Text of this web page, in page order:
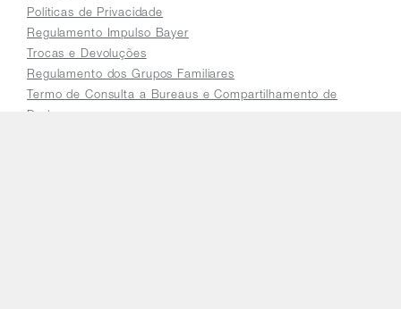
Políticas de Privacidade
Regulamento Impulso Bayer
Trocas e Devoluções
Regulamento dos Grupos Familiares
Termo de Consulta a Bureaus e Compartilhamento de